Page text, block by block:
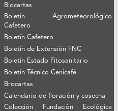
Biocartas
Boletín Agrometeorológico
Cafetero
Boletín Cafetero
Boletín de Extensión FNC
Boletín Estado Fitosanitario
Boletín Técnico Cenicafé
Brocartas
Calendario de floración y cosecha
Colección Fundación Ecológica